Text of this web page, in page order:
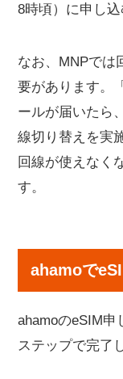
8時頃）に申し込
なお、MNPでは
要があります。
ールが届いたら
線切り替えを実
回線が使えなく
す。
ahamoで
ahamoのeSIM
ステップで完了